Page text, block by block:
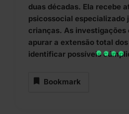
duas décadas. Ela recebe
psicossocial especializado
crianças. As investigações
apurar a extensão total
identificar possíveis
Bookmark